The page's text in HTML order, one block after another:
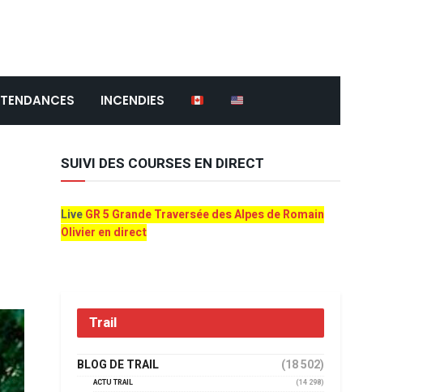
TENDANCES INCENDIES
SUIVI DES COURSES EN DIRECT
LiveGR 5 Grande Traversée des Alpes de Romain
Olivier en direct
Trail
BLOG DE TRAIL (18 502)
ACTU TRAIL
(14 298)